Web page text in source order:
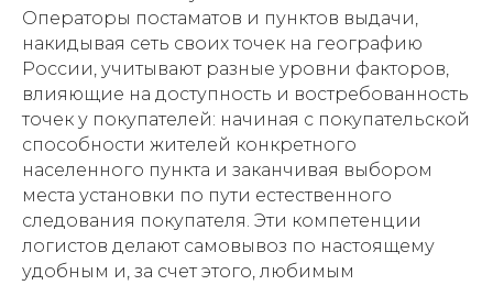
Операторы постаматов и пунктов выдачи,
накидывая сеть своих точек на географию
России, учитывают разные уровни факторов,
влияющие на доступность и востребованность
точек у покупателей: начиная с покупательской
способности жителей конкретного
населенного пункта и заканчивая выбором
места установки по пути естественного
следования покупателя. Эти компетенции
логистов делают самовывоз по настоящему
удобным и, за счет этого, любимым